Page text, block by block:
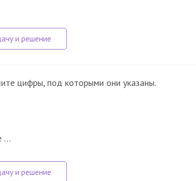
цифры, под которыми они указаны.
…